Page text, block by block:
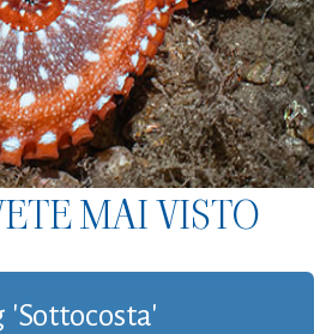
MAI VISTO
'Sottocosta'